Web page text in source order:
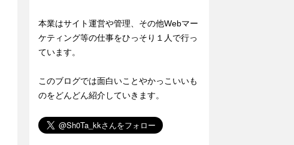
本業はサイト運営や管理、その他Webマー
ケティング等の仕事をひっそり１人で行っ
ています。
このブログでは面白いことやかっこいいも
のをどんどん紹介していきます。